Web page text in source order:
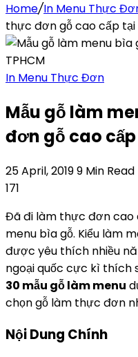
Home/In Menu Thực
thực đơn gỗ cao cấp tại
In Menu Thực Đơn
Mẫu gỗ làm
đơn gỗ cao cấp
25 April, 20199 Min Read
171
Đã đi làm thực đơn cao
menu bìa gỗ. Kiểu làm
được yêu thích nhiều
ngoại quốc cực kì thích
30 mẫu gỗ làm menu
chọn gỗ làm thực đơn
Nội Dung Chính